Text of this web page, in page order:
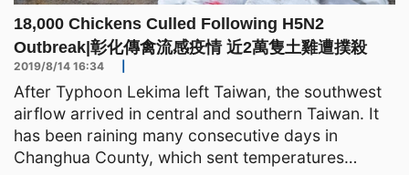
18,000 Chickens Culled Following H5N2
Outbreak|彰化傳禽流感疫情 近2萬隻土雞遭撲殺
2019/8/14 16:34
After Typhoon Lekima left Taiwan, the southwest
airflow arrived in central and southern Taiwan. It
has been raining many consecutive days in
Changhua County, which sent temperatures